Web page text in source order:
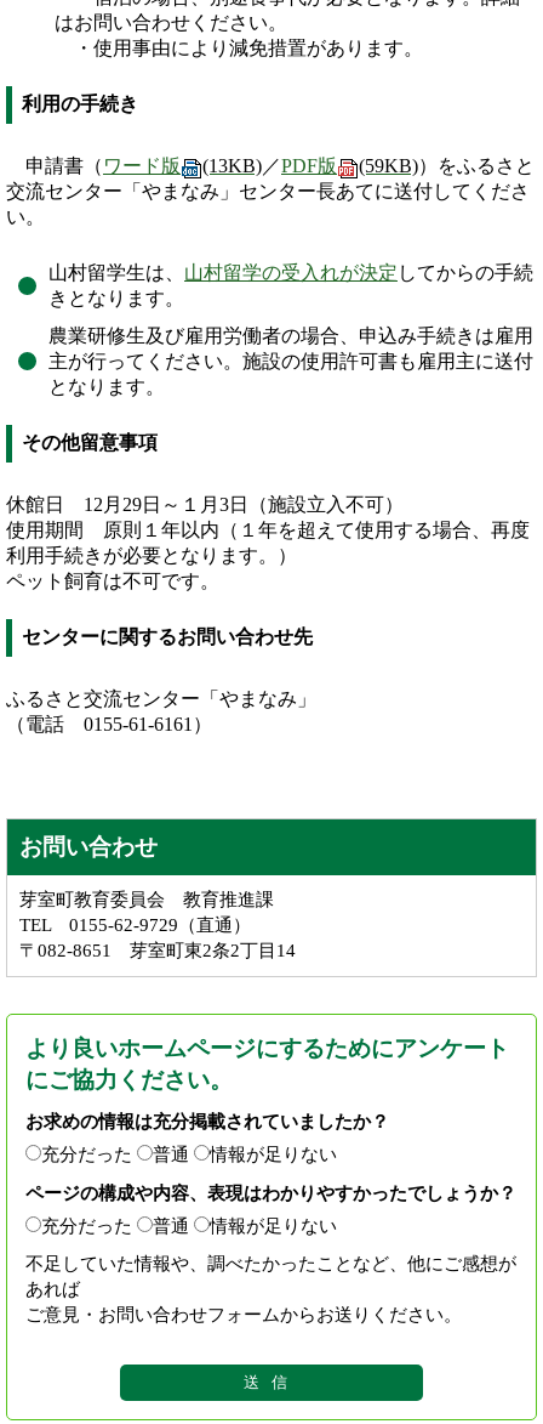
はお問い合わせください。
・使用事由により減免措置があります。
利用の手続き
申請書（ ワード版 (13KB)／PDF版 (59KB)）をふるさと
交流センター「やまなみ」センター長あてに送付してくださ
い。
山村留学生は、 山村留学の受入れが決定 してからの手続
きとなります。
農業研修生及び雇用労働者の場合、申込み手続きは雇用
主が行ってください。施設の使用許可書も雇用主に送付
となります。
その他留意事項
休館日 12月29日～１月3日（施設立入不可）
使用期間 原則１年以内（１年を超えて使用する場合、再度
利用手続きが必要となります。）
ペット飼育は不可です。
センターに関するお問い合わせ先
ふるさと交流センター「やまなみ」
（電話 0155-61-6161）
お問い合わせ
芽室町教育委員会 教育推進課
TEL 0155-62-9729（直通）
〒082-8651 芽室町東2条2丁目14
より良いホームページにするためにアンケート
にご協力ください。
お求めの情報は充分掲載されていましたか？
充分だった
普通
情報が足りない
ページの構成や内容、表現はわかりやすかったでしょうか？
充分だった
普通
情報が足りない
不足していた情報や、調べたかったことなど、他にご感想が
あれば
ご意見・お問い合わせフォームからお送りください。